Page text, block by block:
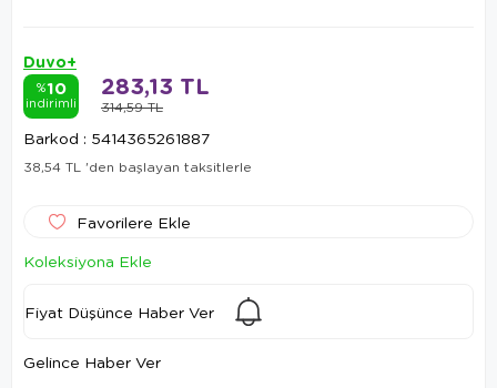
Duvo+
%10
indirimli 314,59 TL
283,13 TL
Barkod : 5414365261887
38,54 TL 'den başlayan taksitlerle
Favorilere Ekle
Koleksiyona Ekle
Fiyat Düşünce Haber Ver
Gelince Haber Ver